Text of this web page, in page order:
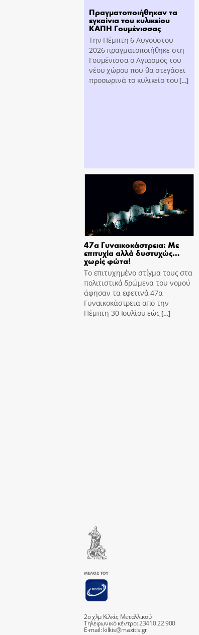
Πραγματοποιήθηκαν τα
εγκαίνια του κυλικείου
ΚΑΠΗ Γουμένισσας
Την Πέμπτη 6 Αυγούστου
2026 πραγματοποιήθηκε στη
Γουμένισσα ο Αγιασμός του
νέου χώρου που θα στεγάσει
προσωρινά το κυλικείο του[…]
47α Γυναικοκάστρεια: Με
επιτυχία αλλά δυστυχώς…
χωρίς φώτα!
Το επιτυχημένο στίγμα τους στα
πολιτιστικά δρώμενα του νομού
άφησαν τα εφετινά 47α
Γυναικοκάστρεια από την
Πέμπτη 30 Ιουλίου εώς[…]
2ο χλμ Κιλκίς Μεταλλικού
Τηλεφωνικό κέντρο: 23410 22 900
E-mail:kilkis@maxitis.gr